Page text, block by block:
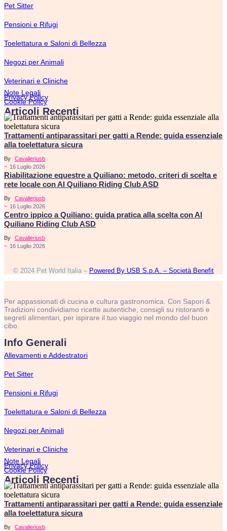
Pet Sitter
Pensioni e Rifugi
Toelettatura e Saloni di Bellezza
Negozi per Animali
Veterinari e Cliniche
Note Legali
Privacy Policy
Cookie Policy
Articoli Recenti
Trattamenti antiparassitari per gatti a Rende: guida essenziale
alla toelettatura sicura
By
Cavalieriusb
~ 16 Luglio 2026
Riabilitazione equestre a Quiliano: metodo, criteri di scelta e
rete locale con Al Quiliano Riding Club ASD
By
Cavalieriusb
~ 16 Luglio 2026
Centro ippico a Quiliano: guida pratica alla scelta con Al
Quiliano Riding Club ASD
By
Cavalieriusb
~ 16 Luglio 2026
© 2024 Pet World Italia – Powered By USB S.p.A. – Società Benefit
Per appassionati di cucina e cultura gastronomica. Con Sapori &
Tradizioni condividiamo ricette autentiche, consigli su ristoranti e
segreti alimentari, per ispirare il tuo viaggio nel mondo del buon
cibo.
Info Generali
Allevamenti e Addestratori
Pet Sitter
Pensioni e Rifugi
Toelettatura e Saloni di Bellezza
Negozi per Animali
Veterinari e Cliniche
Note Legali
Privacy Policy
Cookie Policy
Articoli Recenti
Trattamenti antiparassitari per gatti a Rende: guida essenziale
alla toelettatura sicura
By Cavalieriusb